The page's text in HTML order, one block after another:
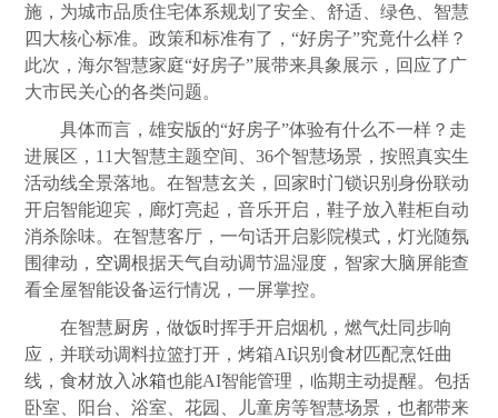
施，为城市品质住宅体系规划了安全、舒适、绿色、智慧
四大核心标准。政策和标准有了，“好房子”究竟什么样？
此次，海尔智慧家庭“好房子”展带来具象展示，回应了广
大市民关心的各类问题。
具体而言，雄安版的“好房子”体验有什么不一样？走
进展区，11大智慧主题空间、36个智慧场景，按照真实生
活动线全景落地。在智慧玄关，回家时门锁识别身份联动
开启智能迎宾，廊灯亮起，音乐开启，鞋子放入鞋柜自动
消杀除味。在智慧客厅，一句话开启影院模式，灯光随氛
围律动， 空调根据天气自动调节温湿度，智家大脑屏能查
看全屋智能设备运行情况，一屏掌控。
在智慧厨房 ，做饭时挥手开启烟机，燃气灶同步响
应，并联动调料拉篮打开，烤箱AI识别食材匹配烹饪曲
线，食材放入 冰箱也能AI智能管理，临期主动提醒。包括
卧室、阳台、浴室、花园、儿童房等智慧场景，也都带来